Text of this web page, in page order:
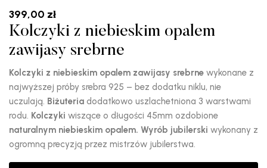
399,00 zł
Kolczyki z niebieskim opalem
zawijasy srebrne
Kolczyki z niebieskim opalem zawijasy srebrne wykonane z
najwyższej próby srebra 925 – bez dodatku niklu, nie
uczulają. Biżuteria dodatkowo uszlachetniona 3 warstwami
rodu. Kolczyki wiszące o długości 45mm ozdobione
naturalnym niebieskim opalem. Wyrób jubilerski wykonany z
ogromną precyzją przez mistrzów jubilerstwa.